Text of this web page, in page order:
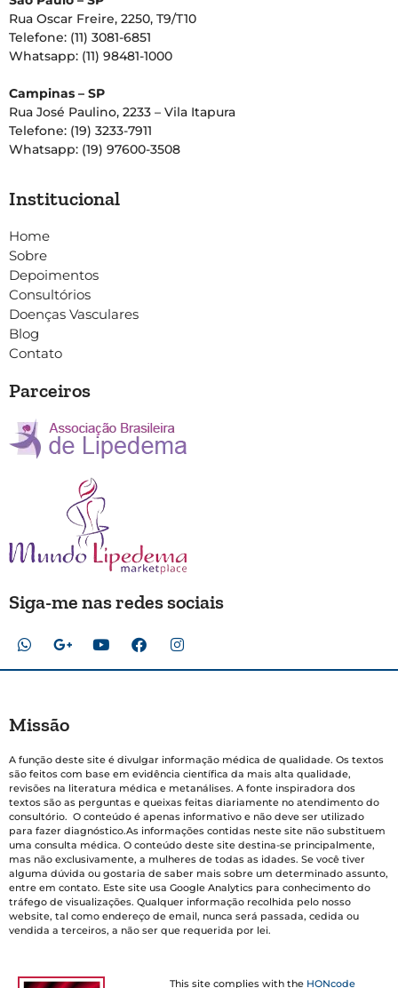
Rua Oscar Freire, 2250, T9/T10
Telefone: (11) 3081-6851
Whatsapp: (11) 98481-1000
Campinas – SP
Rua José Paulino, 2233 – Vila Itapura
Telefone: (19) 3233-7911
Whatsapp: (19) 97600-3508
Institucional
Home
Sobre
Depoimentos
Consultórios
Doenças Vasculares
Blog
Contato
Parceiros
Siga-me nas redes sociais
Missão
A função deste site é divulgar informação médica de qualidade. Os textos
são feitos com base em evidência científica da mais alta qualidade,
revisões na literatura médica e metanálises. A fonte inspiradora dos
textos são as perguntas e queixas feitas diariamente no atendimento do
consultório. O conteúdo é apenas informativo e não deve ser utilizado
para fazer diagnóstico.As informações contidas neste site não substituem
uma consulta médica. O conteúdo deste site destina-se principalmente,
mas não exclusivamente, a mulheres de todas as idades. Se você tiver
alguma dúvida ou gostaria de saber mais sobre um determinado assunto,
entre em contato. Este site usa Google Analytics para conhecimento do
tráfego de visualizações. Qualquer informação recolhida pelo nosso
website, tal como endereço de email, nunca será passada, cedida ou
vendida a terceiros, a não ser que requerida por lei.
This site complies with the HONcode